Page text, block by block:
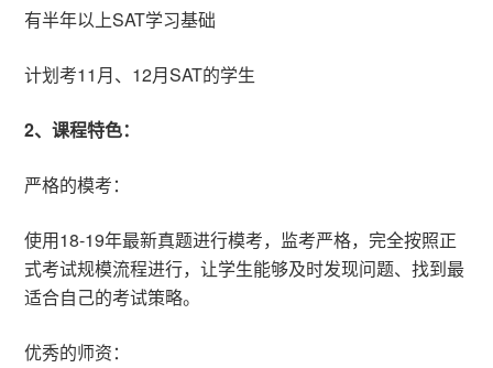
有半年以上SAT学习基础
计划考11月、12月SAT的学生
2、课程特色：
严格的模考：
使用18-19年最新真题进行模考，监考严格，完全按照正
式考试规模流程进行，让学生能够及时发现问题、找到最
适合自己的考试策略。
优秀的师资：